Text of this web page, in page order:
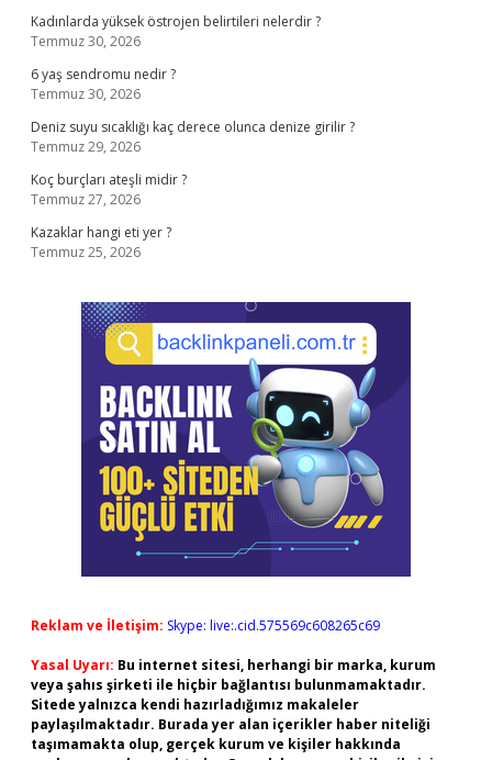
Kadınlarda yüksek östrojen belirtileri nelerdir ?
Temmuz 30, 2026
6 yaş sendromu nedir ?
Temmuz 30, 2026
Deniz suyu sıcaklığı kaç derece olunca denize girilir ?
Temmuz 29, 2026
Koç burçları ateşli midir ?
Temmuz 27, 2026
Kazaklar hangi eti yer ?
Temmuz 25, 2026
Reklam ve İletişim: Skype: live:.cid.575569c608265c69
Yasal Uyarı: Bu internet sitesi, herhangi bir marka, kurum
veya şahıs şirketi ile hiçbir bağlantısı bulunmamaktadır.
Sitede yalnızca kendi hazırladığımız makaleler
paylaşılmaktadır. Burada yer alan içerikler haber niteliği
taşımamakta olup, gerçek kurum ve kişiler hakkında